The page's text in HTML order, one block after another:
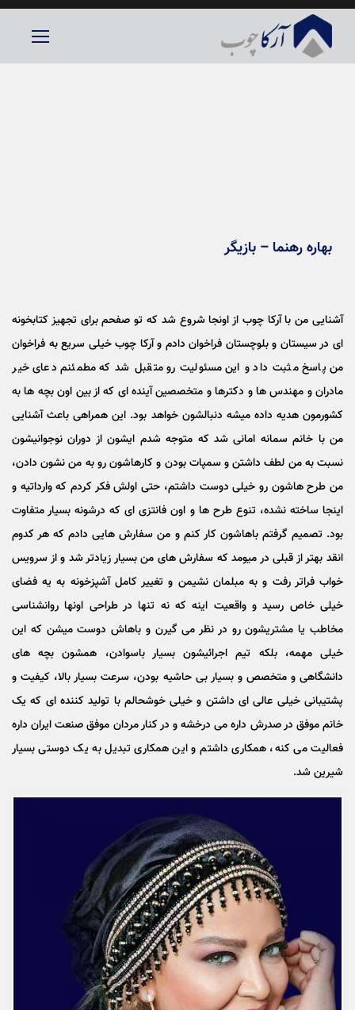
بهاره رهنما – بازیگر
آشنایی من با آرکا چوب از اونجا شروع شد که تو صفحم برای تجهیز کتابخونه
ای در سیستان و بلوچستان فراخوان دادم و آرکا چوب خیلی سریع به فراخوان
من پاسخ مثبت داد و این مسئولیت رو متقبل شد که مطمئنم دعای خیر
مادران و مهندس ها و دکترها و متخصصین آینده ای که از بین اون بچه ها به
کشورمون هدیه داده میشه دنبالشون خواهد بود. این همراهی باعث آشنایی
من با خانم سمانه امانی شد که متوجه شدم ایشون از دوران نوجوانیشون
نسبت به من لطف داشتن و سمپات بودن و کارهاشون رو به من نشون دادن،
من طرح هاشون رو خیلی دوست داشتم، حتی اولش فکر کردم که وارداتیه و
اینجا ساخته نشده، تنوع طرح ها و اون فانتزی ای که درشونه بسیار متفاوت
بود. تصمیم گرفتم باهاشون کار کنم و من سفارش هایی دادم که هر کدوم
انقد بهتر از قبلی در میومد که سفارش های من بسیار زیادتر شد و از سرویس
خواب فراتر رفت و به مبلمان نشیمن و تغییر کامل آشپزخونه به یه فضای
خیلی خاص رسید و واقعیت اینه که نه تنها در طراحی اونها روانشناسی
مخاطب یا مشتریشون رو در نظر می گیرن و باهاش دوست میشن که این
خیلی مهمه، بلکه تیم اجرائیشون بسیار باسوادن، همشون بچه های
دانشگاهی و متخصص و بسیار بی حاشیه بودن، سرعت بسیار بالا، کیفیت و
پشتیبانی خیلی عالی ای داشتن و خیلی خوشحالم با تولید کننده ای که یک
خانم موفق در صدرش داره می درخشه و در کنار مردان موفق صنعت ایران داره
فعالیت می کنه، همکاری داشتم و این همکاری تبدیل به یک دوستی بسیار
شیرین شد.